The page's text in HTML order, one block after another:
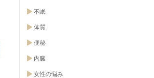
不眠
体質
便秘
内臓
女性の悩み